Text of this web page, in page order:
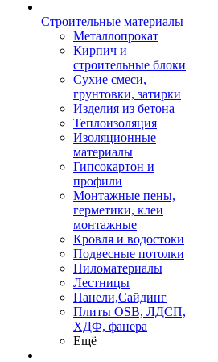
Строительные материалы
Металлопрокат
Кирпич и
строительные блоки
Сухие смеси,
грунтовки, затирки
Изделия из бетона
Теплоизоляция
Изоляционные
материалы
Гипсокартон и
профили
Монтажные пены,
герметики, клеи
монтажные
Кровля и водостоки
Подвесные потолки
Пиломатериалы
Лестницы
Панели,Сайдинг
Плиты OSB, ЛДСП,
ХДФ, фанера
Ещё